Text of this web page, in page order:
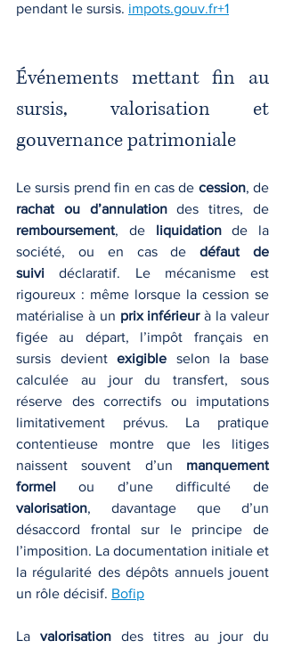
pendant le sursis. impots.gouv.fr+1
Événements mettant fin au
sursis, valorisation et
gouvernance patrimoniale
Le sursis prend fin en cas de cession
rachat ou d’annulation
remboursement, de liquidation de la
société, ou en cas de défaut de
suivi déclaratif. Le mécanisme est
rigoureux : même lorsque la cession se
matérialise à un prix inférieur à la valeur
figée au départ, l’impôt français en
sursis devient exigible selon la base
calculée au jour du transfert, sous
réserve des correctifs ou imputations
limitativement prévus. La pratique
contentieuse montre que les litiges
naissent souvent d’un manquement
formel
valorisation, davantage que d’un
désaccord frontal sur le principe de
l’imposition. La documentation initiale et
la régularité des dépôts annuels jouent
un rôle décisif. Bofip
La valorisation des titres au jour du